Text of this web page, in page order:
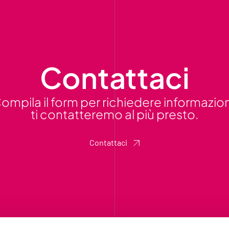
Contattaci
il form per richiedere
ti contatteremo al più presto.
Contattaci